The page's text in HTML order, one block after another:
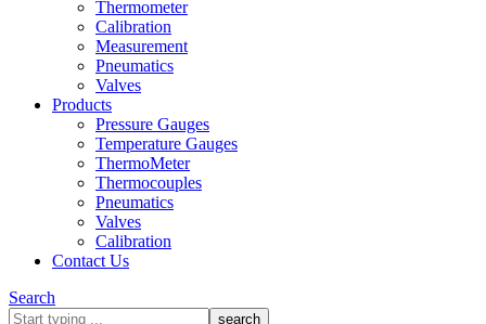
Thermometer
Calibration
Measurement
Pneumatics
Valves
Products
Pressure Gauges
Temperature Gauges
ThermoMeter
Thermocouples
Pneumatics
Valves
Calibration
Contact Us
Search
What